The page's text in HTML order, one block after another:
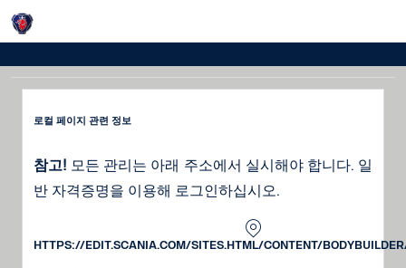
로컬 페이지 관련 정보
참고! 모든 관리는 아래 주소에서 실시해야 합니다. 일
반 자격증명을 이용해 로그인하십시오.
HTTPS://EDIT.SCANIA.COM/SITES.HTML/CONTENT/